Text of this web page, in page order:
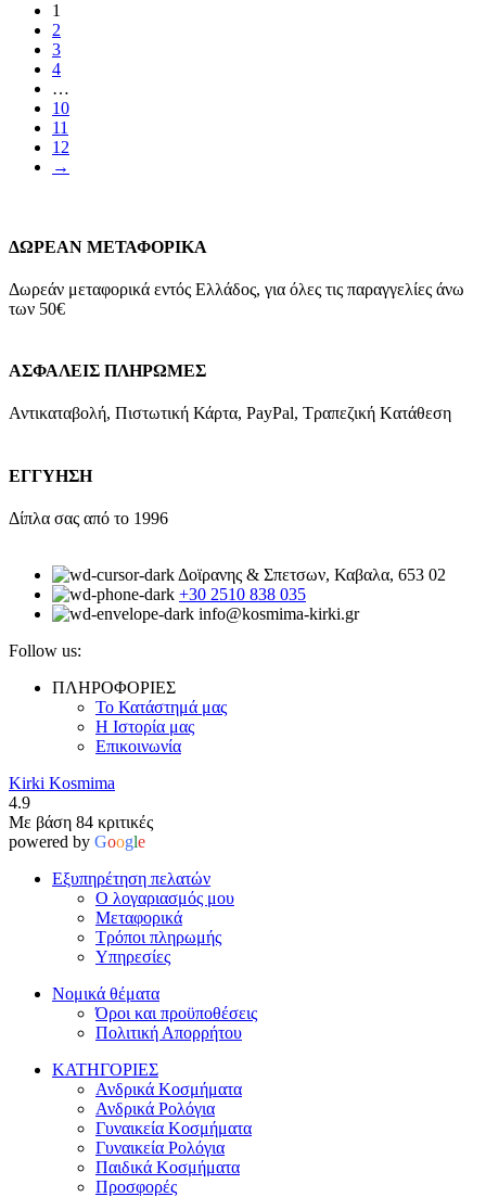
1
2
3
4
…
10
11
12
→
ΔΩΡΕΑΝ ΜΕΤΑΦΟΡΙΚΑ
Δωρεάν μεταφορικά εντός Ελλάδος, για όλες τις παραγγελίες άνω
των 50€
ΑΣΦΑΛΕΙΣ ΠΛΗΡΩΜΕΣ
Αντικαταβολή, Πιστωτική Κάρτα, PayPal, Τραπεζική Kατάθεση
ΕΓΓΥΗΣΗ
Δίπλα σας από το 1996
Δοϊρανης & Σπετσων, Καβαλα, 653 02
+30 2510 838 035
info@kosmima-kirki.gr
Follow us:
ΠΛΗΡΟΦΟΡΙΕΣ
Το Κατάστημά μας
Η Ιστορία μας
Επικοινωνία
Kirki Kosmima
4.9
Με βάση 84 κριτικές
powered by Google
Εξυπηρέτηση πελατών
Ο λογαριασμός μου
Μεταφορικά
Τρόποι πληρωμής
Υπηρεσίες
Νομικά θέματα
Όροι και προϋποθέσεις
Πολιτική Απορρήτου
ΚΑΤΗΓΟΡΙΕΣ
Ανδρικά Κοσμήματα
Ανδρικά Ρολόγια
Γυναικεία Κοσμήματα
Γυναικεία Ρολόγια
Παιδικά Κοσμήματα
Προσφορές